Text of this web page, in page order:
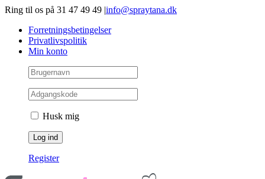
Gå
indhold
Ring til os på 31 47 49 49 |info@spraytana.dk
Forretningsbetingelser
Privatlivspolitik
Min konto
Husk mig
Register